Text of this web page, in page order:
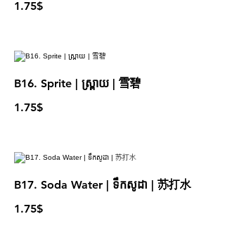
1.75$
B16. Sprite | ស្ព្រាយ | 雪碧
1.75$
B17. Soda Water | ទឹកសូដា | 苏打水
1.75$